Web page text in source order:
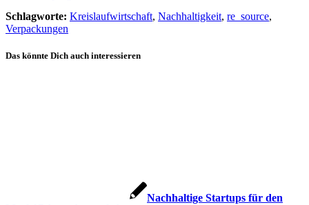
Schlagworte: Kreislaufwirtschaft, Nachhaltigkeit, re_source,
Verpackungen
Das könnte Dich auch interessieren
Nachhaltige Startups für den